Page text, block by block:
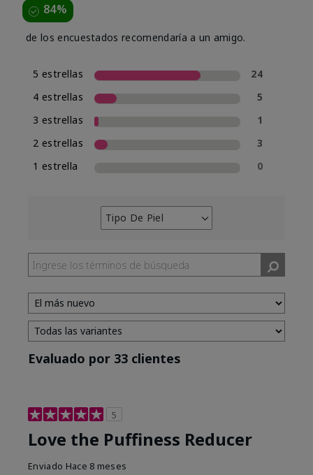
84%
de los encuestados recomendaría a un amigo.
5 estrellas
24
4 estrellas
5
3 estrellas
1
2 estrellas
3
1 estrella
0
Tipo De Piel
Filtrar
por
Tipo
de
piel
Evaluado por 33 clientes
5
Love the Puffiness Reducer
Enviado Hace 8 meses